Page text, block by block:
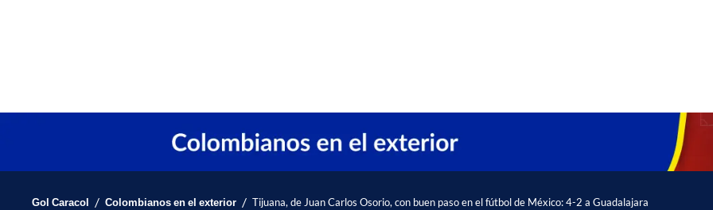
Gol Caracol / Colombianos en el exterior / Tijuana, de Juan Carlos Osorio, con buen paso en el fútbol de México: 4-2 a Guadalajara